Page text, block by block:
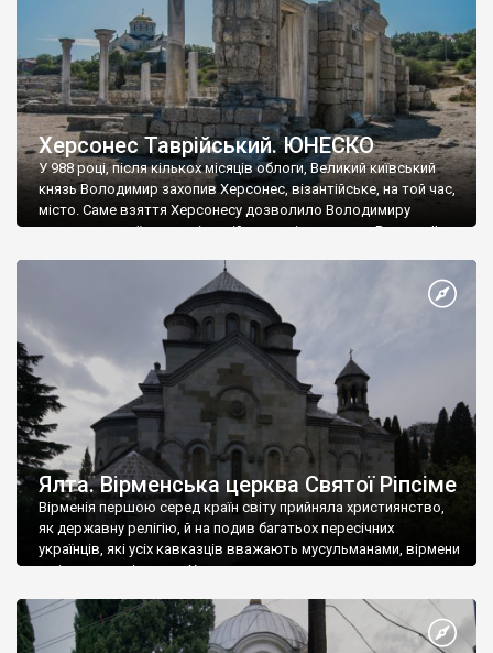
Херсонес Таврійський. ЮНЕСКО
У 988 році, після кількох місяців облоги, Великий київський
князь Володимир захопив Херсонес, візантійське, на той час,
місто. Саме взяття Херсонесу дозволило Володимиру
диктувати свої умови візантійському імператору Василю ІІ, та
Херсонесі Володимир-язичник, став Василем-християнином.
А потім було Хрещення Русі. На честь Херсонесу Таврійського
Ялта. Вірменська церква Святої Ріпсіме
Вірменія першою серед країн світу прийняла християнство,
як державну релігію, й на подив багатьох пересічних
українців, які усіх кавказців вважають мусульманами, вірмени
є відданими вірянами Христа